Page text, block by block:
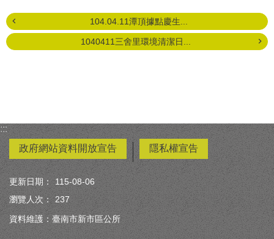
104.04.11潭頂據點慶生...
1040411三舍里環境清潔日...
:::
政府網站資料開放宣告
隱私權宣告
更新日期：
115-08-06
瀏覽人次：
237
資料維護：臺南市新市區公所